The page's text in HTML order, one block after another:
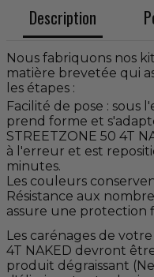
Description
Nous fabriquons nos
matière brevetée qui
les étapes :
Facilité de pose : sous
prend forme et
STREETZONE 50 4T
à l'erreur et est
minutes.
Les couleurs
Résistance aux
assure une protection
Les carénages de
4T NAKED devront
produit dégraissant